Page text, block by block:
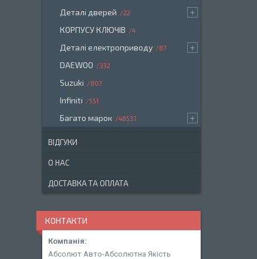
Деталі дверей 22
КОРПУСУ КЛЮЧІВ 4
Деталі електроприводу 87
DAEWOO 332
Suzuki 807
Infiniti 551
Багато марок 48537
ВІДГУКИ
О НАС
ДОСТАВКА ТА ОПЛАТА
КОНТАКТИ
Абсолют Авто-Абсолютна Якість